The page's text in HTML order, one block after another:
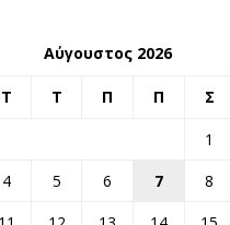
Αύγουστος 2026
Τ Τ Π Π Σ
1
4 5 6 7 8